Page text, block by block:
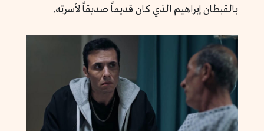
بالقبطان إبراهيم الذي كان قديماً صديقاً لأسرته.